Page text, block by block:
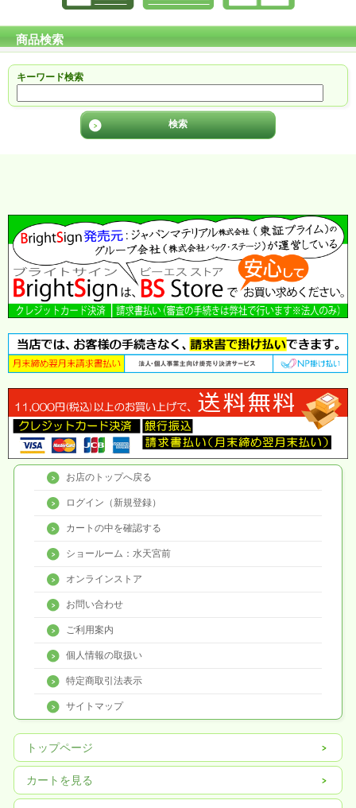
商品検索
キーワード検索
お店のトップへ戻る
ログイン（新規登録）
カートの中を確認する
ショールーム：水天宮前
オンラインストア
お問い合わせ
ご利用案内
個人情報の取扱い
特定商取引法表示
サイトマップ
トップページ
カートを見る